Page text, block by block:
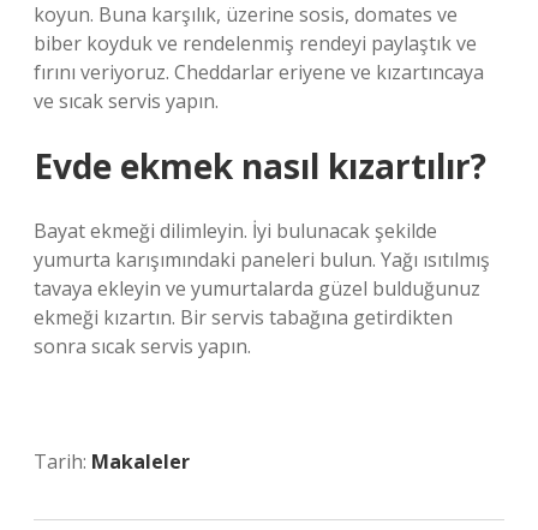
koyun. Buna karşılık, üzerine sosis, domates ve
biber koyduk ve rendelenmiş rendeyi paylaştık ve
fırını veriyoruz. Cheddarlar eriyene ve kızartıncaya
ve sıcak servis yapın.
Evde ekmek nasıl kızartılır?
Bayat ekmeği dilimleyin. İyi bulunacak şekilde
yumurta karışımındaki paneleri bulun. Yağı ısıtılmış
tavaya ekleyin ve yumurtalarda güzel bulduğunuz
ekmeği kızartın. Bir servis tabağına getirdikten
sonra sıcak servis yapın.
Tarih: Makaleler